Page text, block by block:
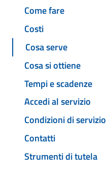
Come fare
Costi
Cosa serve
Cosa si ottiene
Tempi e scadenze
Accedi al servizio
Condizioni di servizio
Contatti
Strumenti di tutela